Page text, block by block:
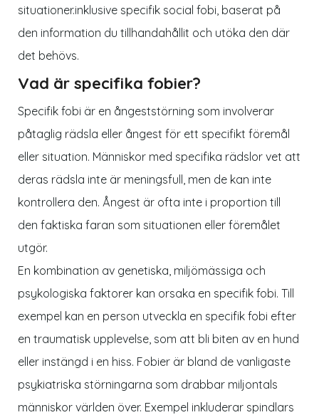
situationer.inklusive specifik social fobi, baserat på
den information du tillhandahållit och utöka den där
det behövs.
Vad är specifika fobier?
Specifik fobi är en ångeststörning som involverar
påtaglig rädsla eller ångest för ett specifikt föremål
eller situation. Människor med specifika rädslor vet att
deras rädsla inte är meningsfull, men de kan inte
kontrollera den. Ångest är ofta inte i proportion till
den faktiska faran som situationen eller föremålet
utgör.
En kombination av genetiska, miljömässiga och
psykologiska faktorer kan orsaka en specifik fobi. Till
exempel kan en person utveckla en specifik fobi efter
en traumatisk upplevelse, som att bli biten av en hund
eller instängd i en hiss. Fobier är bland de vanligaste
psykiatriska störningarna som drabbar miljontals
människor världen över. Exempel inkluderar spindlars